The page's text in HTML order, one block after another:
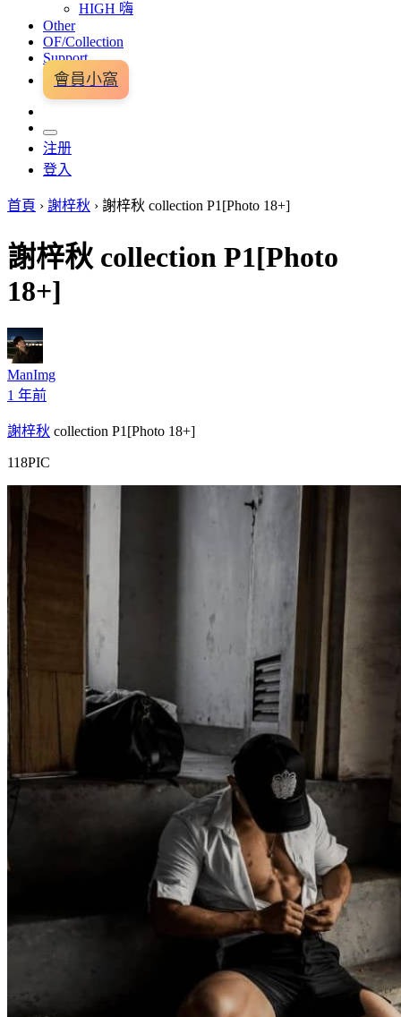
HIGH 嗨
Other
OF/Collection
Support
會員小窩
注册
登入
首頁 › 謝梓秋 › 謝梓秋 collection P1[Photo 18+]
謝梓秋 collection P1[Photo
18+]
ManImg
1 年前
謝梓秋 collection P1[Photo 18+]
118PIC